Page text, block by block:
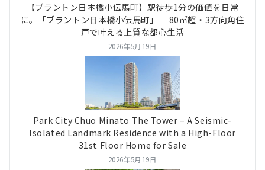
【ブラントン日本橋小伝馬町】駅徒歩1分の価値を日常
に。「ブラントン日本橋小伝馬町」― 80㎡超・3方向角住
戸で叶える上質な都心生活
2026年5月19日
Park City Chuo Minato The Tower – A Seismic-
Isolated Landmark Residence with a High-Floor
31st Floor Home for Sale
2026年5月19日